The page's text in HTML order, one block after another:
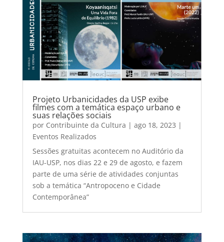
Projeto Urbanicidades da USP exibe
filmes com a temática espaço urbano e
suas relações sociais
por Contribuinte da Cultura | ago 18, 2023 |
Eventos Realizados
Sessões gratuitas acontecem no Auditório da
IAU-USP, nos dias 22 e 29 de agosto, e fazem
parte de uma série de atividades conjuntas
sob a temática “Antropoceno e Cidade
Contemporânea”